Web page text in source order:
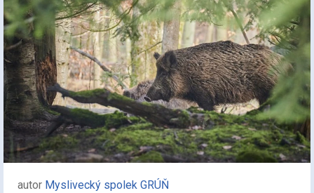
autor Myslivecký spolek GRÚŇ